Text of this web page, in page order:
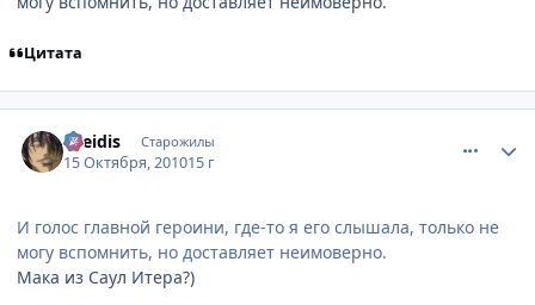
Цитата
Greidis Старожилы
15 Октября, 201015 г
И голос главной героини, где-то я его слышала, только не
могу вспомнить, но доставляет неимоверно.
Мака из Саул Итера?)